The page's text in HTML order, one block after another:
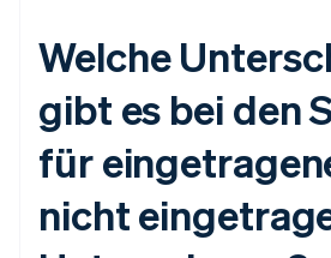
Welche
gibt es bei den
für
nicht